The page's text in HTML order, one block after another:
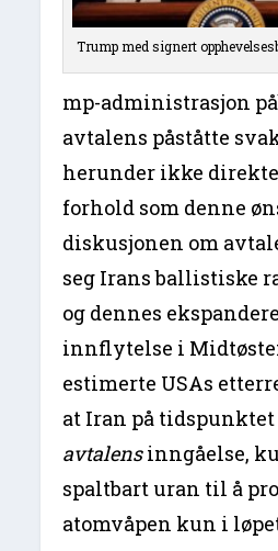
Trump med signert
mp-administrasjon
avtalens påståtte
herunder ikke
forhold som denne
diskusjonen om
seg Irans ballistiske
og dennes
innflytelse i
estimerte USAs
at Iran på
avtalensinngåelse,
spaltbart uran til å
atomvåpen kun i